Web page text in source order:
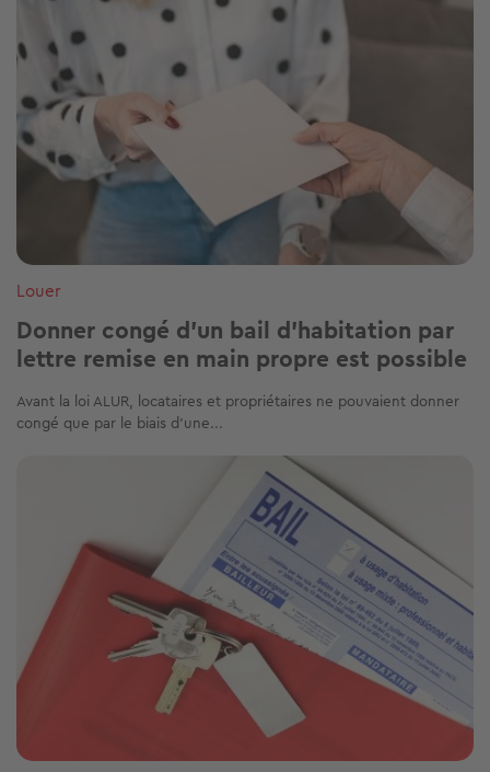
Louer
Donner congé d'un bail d'habitation par
lettre remise en main propre est possible
Avant la loi ALUR, locataires et propriétaires ne pouvaient donner
congé que par le biais d’une...